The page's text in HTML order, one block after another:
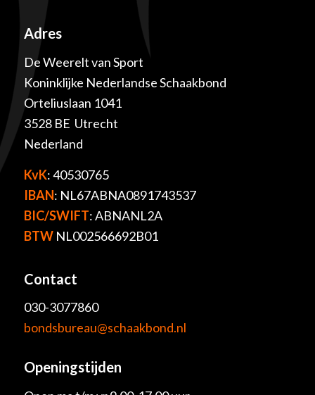
Adres
De Weerelt van Sport
Koninklijke Nederlandse Schaakbond
Orteliuslaan 1041
3528 BE Utrecht
Nederland
KvK: 40530765
IBAN: NL67ABNA0891743537
BIC/SWIFT: ABNANL2A
BTWNL002566692B01
Contact
030-3077860
bondsbureau@schaakbond.nl
Openingstijden